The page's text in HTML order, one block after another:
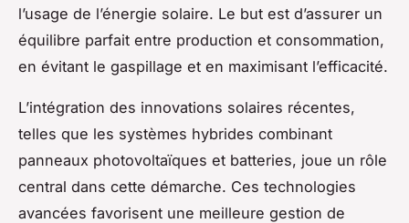
l’usage de l’énergie solaire. Le but est d’assurer un
équilibre parfait entre production et consommation,
en évitant le gaspillage et en maximisant l’efficacité.
L’intégration des innovations solaires récentes,
telles que les systèmes hybrides combinant
panneaux photovoltaïques et batteries, joue un rôle
central dans cette démarche. Ces technologies
avancées favorisent une meilleure gestion de